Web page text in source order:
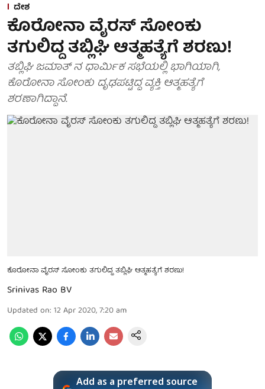
ದೇಶ
ಕೊರೋನಾ ವೈರಸ್ ಸೋಂಕು
ತಗುಲಿದ್ದ ತಬ್ಲಿಘಿ ಆತ್ಮಹತ್ಯೆಗೆ ಶರಣು!
ತಬ್ಲಿಘಿ ಜಮಾತ್ ನ ಧಾರ್ಮಿಕ ಸಭೆಯಲ್ಲಿ ಭಾಗಿಯಾಗಿ,
ಕೊರೋನಾ ಸೋಂಕು ದೃಢಪಟ್ಟಿದ್ದ ವ್ಯಕ್ತಿ ಆತ್ಮಹತ್ಯೆಗೆ
ಶರಣಾಗಿದ್ದಾನೆ.
ಕೊರೋನಾ ವೈರಸ್ ಸೋಂಕು ತಗುಲಿದ್ದ ತಬ್ಲಿಘಿ ಆತ್ಮಹತ್ಯೆಗೆ ಶರಣು!
Srinivas Rao BV
Updated on: 12 Apr 2020, 7:20 am
Add as a preferred source